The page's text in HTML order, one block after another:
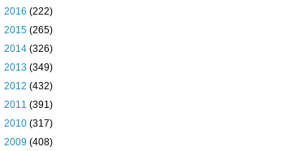
2016 (222)
2015 (265)
2014 (326)
2013 (349)
2012 (432)
2011 (391)
2010 (317)
2009 (408)